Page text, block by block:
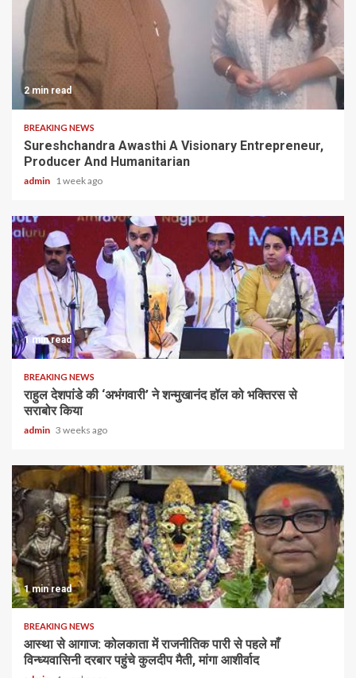
2 min read
BREAKING NEWS
Sureshchandra Awasthi A Visionary Entrepreneur,
Producer And Humanitarian
admin 1 week ago
1 min read
BREAKING NEWS
राहुल देशपांडे की ‘अभंगवारी’ ने शन्मुखानंद हॉल को भक्तिरस से
सराबोर किया
admin 3 weeks ago
1 min read
BREAKING NEWS
आस्था से आगाज: कोलकाता में राजनीतिक पारी से पहले माँ
विन्ध्यवासिनी दरबार पहुंचे कुलदीप मैती, मांगा आशीर्वाद